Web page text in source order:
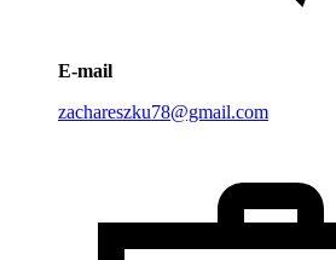
E-mail
zachareszku78@gmail.com